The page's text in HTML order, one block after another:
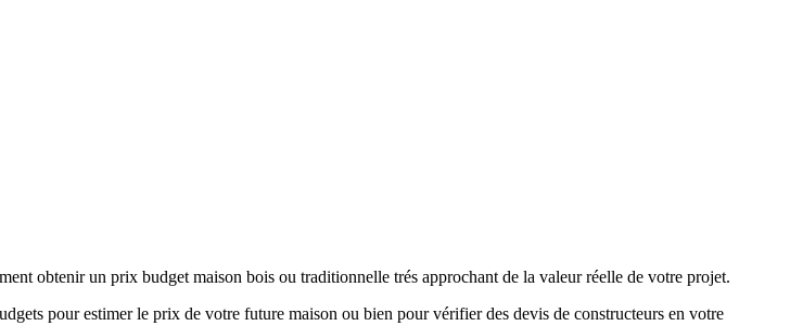
obtenir un prix budget maison bois ou traditionnelle trés approchant de la valeur réelle de votre projet.
pour estimer le prix de votre future maison ou bien pour vérifier des devis de constructeurs en votre